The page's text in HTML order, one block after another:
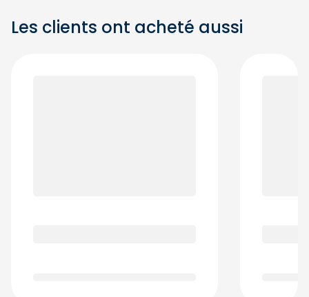
Les clients ont acheté aussi